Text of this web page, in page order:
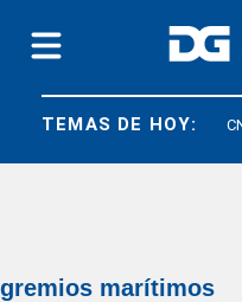
TEMAS DE HOY: CNEA
gremios marítimos